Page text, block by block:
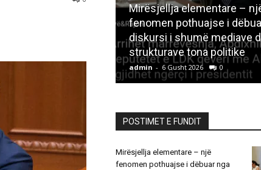
Mirësjellja elementare –
fenomen pothuajse i
diskursi i shumë mediave
strukturave tona politike
admin - 6 Gusht 2026 0
POSTIMET E FUNDIT
Mirësjellja elementare – një
fenomen pothuajse i dëbuar nga